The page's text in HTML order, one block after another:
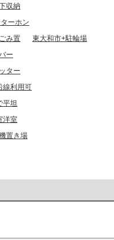
収納
ーホン
み置
東大和市+駐輪場
ー
ター
線利用可
平坦
洋室
置き場